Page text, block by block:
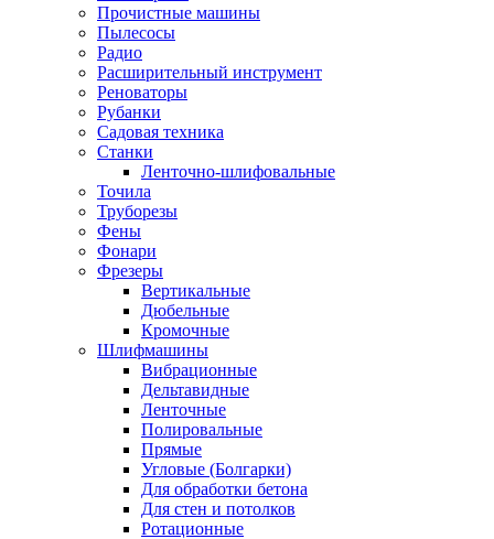
Прочистные машины
Пылесосы
Радио
Расширительный инструмент
Реноваторы
Рубанки
Садовая техника
Станки
Ленточно-шлифовальные
Точила
Труборезы
Фены
Фонари
Фрезеры
Вертикальные
Дюбельные
Кромочные
Шлифмашины
Вибрационные
Дельтавидные
Ленточные
Полировальные
Прямые
Угловые (Болгарки)
Для обработки бетона
Для стен и потолков
Ротационные